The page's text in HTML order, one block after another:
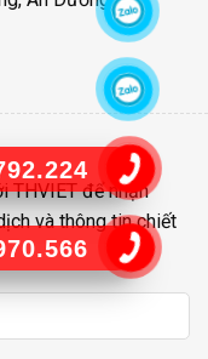
THVIET để nhận
và thông tin chiết